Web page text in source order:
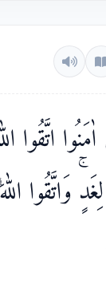
اٰمَنُوا
وَاتَّقُوا